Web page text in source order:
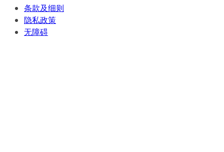
条款及细则
隐私政策
无障碍